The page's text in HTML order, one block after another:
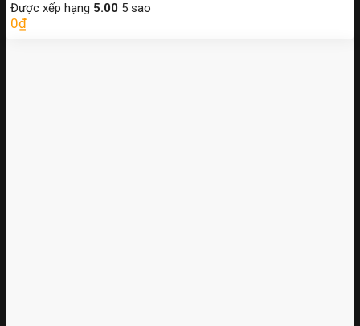
Được xếp hạng 5.00 5 sao
0₫